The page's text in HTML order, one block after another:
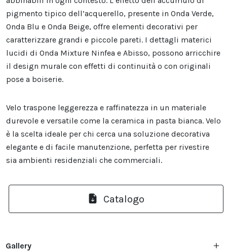
pigmento tipico dell’acquerello, presente in Onda Verde,
Onda Blu e Onda Beige, offre elementi decorativi per
caratterizzare grandi e piccole pareti. I dettagli materici
lucidi di Onda Mixture Ninfea e Abisso, possono arricchire
il design murale con effetti di continuità o con originali
pose a boiserie.
Velo traspone leggerezza e raffinatezza in un materiale
durevole e versatile come la ceramica in pasta bianca. Velo
è la scelta ideale per chi cerca una soluzione decorativa
elegante e di facile manutenzione, perfetta per rivestire
sia ambienti residenziali che commerciali.
Catalogo
Gallery